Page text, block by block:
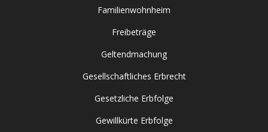
Familienwohnheim
Freibeträge
Geltendmachung
Gesellschaftliches Erbrecht
Gesetzliche Erbfolge
Gewillkürte Erbfolge